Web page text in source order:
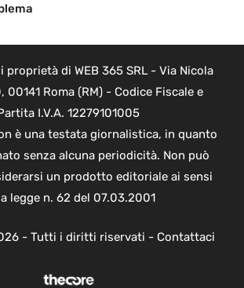
proprietà di WEB 365 SRL - Via Nicola
00141 Roma (RM) - Codice Fiscale e
I.V.A. 12279101005
è una testata giornalistica, in quanto
senza alcuna periodicità. Non può
un prodotto editoriale ai sensi
legge n. 62 del 07.03.2001
- Tutti i diritti riservati - Contattaci